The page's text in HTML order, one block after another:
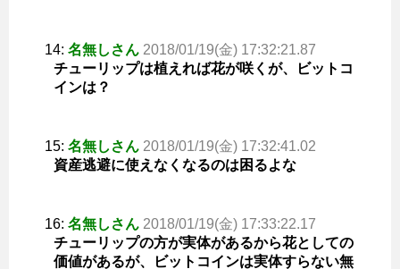
14: 名無しさん 2018/01/19(金) 17:32:21.87
チューリップは植えれば花が咲くが、ビットコ
インは？
15: 名無しさん 2018/01/19(金) 17:32:41.02
資産逃避に使えなくなるのは困るよな
16: 名無しさん 2018/01/19(金) 17:33:22.17
チューリップの方が実体があるから花としての
価値があるが、ビットコインは実体すらない無